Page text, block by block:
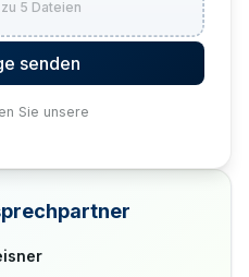
zu 5 Dateien
senden
Sie unsere